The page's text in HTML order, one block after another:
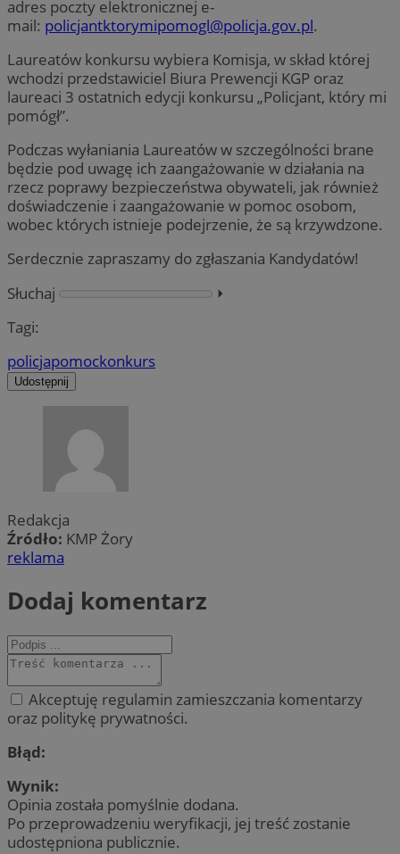
adres poczty elektronicznej e-
mail: policjantktorymipomogl@policja.gov.pl.
Laureatów konkursu wybiera Komisja, w skład której
wchodzi przedstawiciel Biura Prewencji KGP oraz
laureaci 3 ostatnich edycji konkursu „Policjant, który mi
pomógł”.
Podczas wyłaniania Laureatów w szczególności brane
będzie pod uwagę ich zaangażowanie w działania na
rzecz poprawy bezpieczeństwa obywateli, jak również
doświadczenie i zaangażowanie w pomoc osobom,
wobec których istnieje podejrzenie, że są krzywdzone.
Serdecznie zapraszamy do zgłaszania Kandydatów!
Słuchaj
⏵︎
Tagi:
policjapomockonkurs
Udostępnij
Redakcja
Źródło: KMP Żory
reklama
Dodaj komentarz
Akceptuję regulamin zamieszczania komentarzy
oraz politykę prywatności.
Błąd:
Wynik:
Opinia została pomyślnie dodana.
Po przeprowadzeniu weryfikacji, jej treść zostanie
udostępniona publicznie.